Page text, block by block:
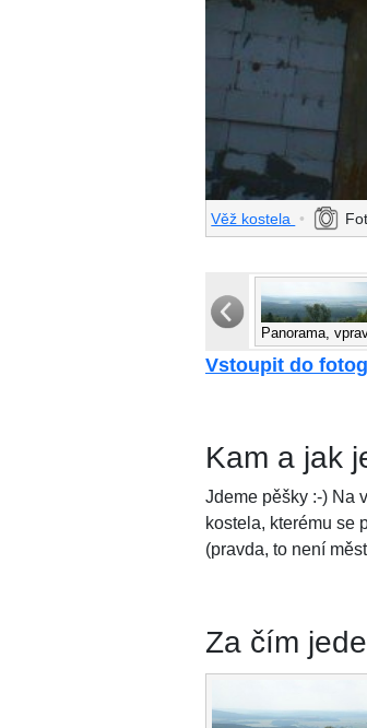
Věž kostela •
Panorama,
Vstoupit do
Kam a jak
Jdeme pěšky :-) Na
kostela, kterému se
(pravda, to není
Za čím